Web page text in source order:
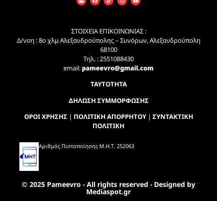
ΣΤΟΙΧΕΙΑ ΕΠΙΚΟΙΝΩΝΙΑΣ :
Δ/νση : 8ο χλμ Αλεξανδρούπολης – Συνόρων, Αλεξανδρούπολη
68100
Τηλ. : 2551088430
email:pameevro@gmail.com
ΤΑΥΤΟΤΗΤΑ
ΔΗΛΩΣΗ ΣΥΜΜΟΡΦΩΣΗΣ
ΟΡΟΙ ΧΡΗΣΗΣ| ΠΟΛΙΤΙΚΗ ΑΠΟΡΡΗΤΟΥ| ΣΥΝΤΑΚΤΙΚΗ
ΠΟΛΙΤΙΚΗ
Αριθμός Πιστοποίησης Μ.Η.Τ. 252063
© 2025 Pameevro - All rights reserved - Designed by
Mediaspot.gr